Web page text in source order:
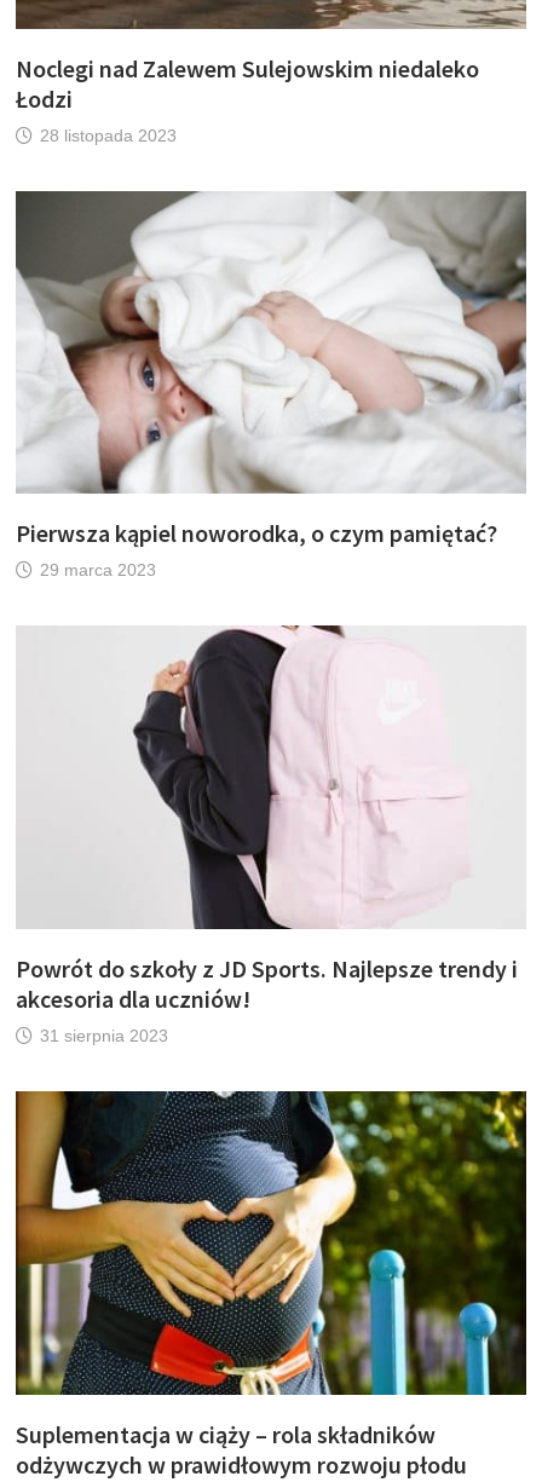
Noclegi nad Zalewem Sulejowskim niedaleko
Łodzi
28 listopada 2023
Pierwsza kąpiel noworodka, o czym pamiętać?
29 marca 2023
Powrót do szkoły z JD Sports. Najlepsze trendy i
akcesoria dla uczniów!
31 sierpnia 2023
Suplementacja w ciąży – rola składników
odżywczych w prawidłowym rozwoju płodu